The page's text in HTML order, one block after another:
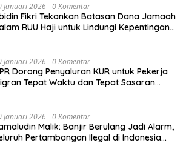
Januari 2026 0 Komentar
Fikri Tekankan Batasan Dana Jamaah
RUU Haji untuk Lindungi Kepentingan
Januari 2026 0 Komentar
Dorong Penyaluran KUR untuk Pekerja
Tepat Waktu dan Tepat Sasaran
Januari 2026 0 Komentar
Malik: Banjir Berulang Jadi Alarm,
Pertambangan Ilegal di Indonesia